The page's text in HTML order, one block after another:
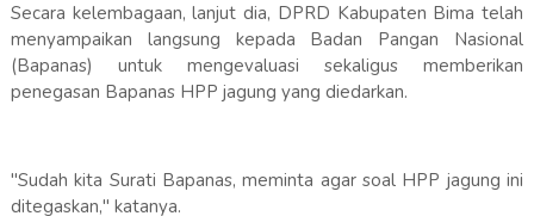
Secara kelembagaan, lanjut dia, DPRD Kabupaten Bima telah
menyampaikan langsung kepada Badan Pangan Nasional
(Bapanas) untuk mengevaluasi sekaligus memberikan
penegasan Bapanas HPP jagung yang diedarkan.
"Sudah kita Surati Bapanas, meminta agar soal HPP jagung ini
ditegaskan," katanya.